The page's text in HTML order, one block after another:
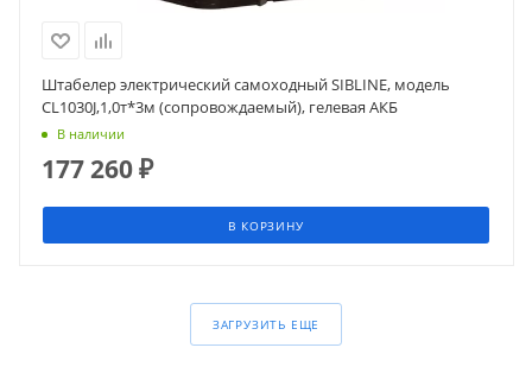
Штабелер электрический самоходный SIBLINE, модель
CL1030J,1,0т*3м (сопровождаемый), гелевая АКБ
В наличии
177 260₽
В КОРЗИНУ
ЗАГРУЗИТЬ ЕЩЕ